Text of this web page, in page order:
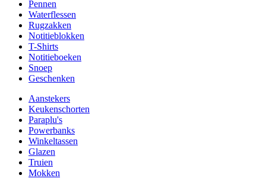
Pennen
Waterflessen
Rugzakken
Notitieblokken
T-Shirts
Notitieboeken
Snoep
Geschenken
Aanstekers
Keukenschorten
Paraplu's
Powerbanks
Winkeltassen
Glazen
Truien
Mokken